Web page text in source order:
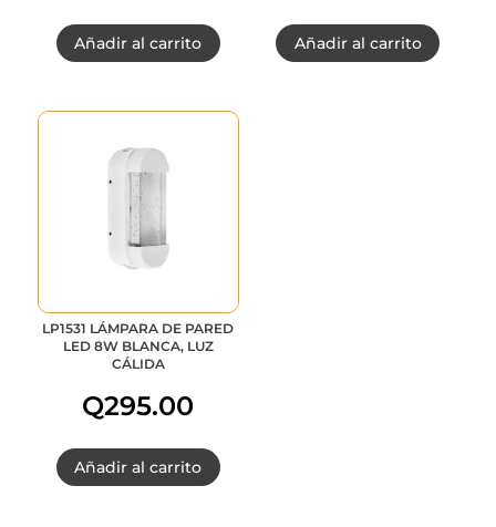
Añadir al carrito Añadir al carrito
LP1531 LÁMPARA DE PARED
LED 8W BLANCA, LUZ
CÁLIDA
Q295.00
Añadir al carrito